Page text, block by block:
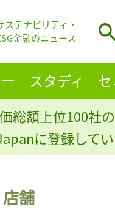
ステナビリティ・
金融のニュース
スタディ
総額上位100社
に登録して
舗